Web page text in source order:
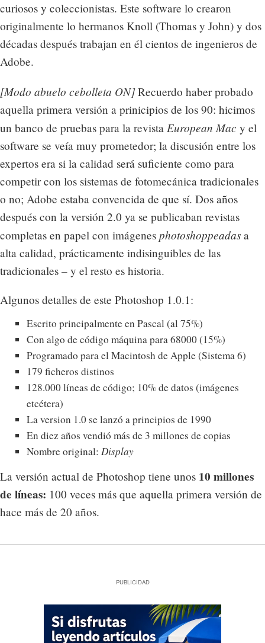
curiosos y coleccionistas. Este software lo crearon
originalmente lo hermanos Knoll (Thomas y John) y dos
décadas después trabajan en él cientos de ingenieros de
Adobe.
[Modo abuelo cebolleta ON]Recuerdo haber probado
aquella primera versión a prinicipios de los 90: hicimos
un banco de pruebas para la revista European Mac y el
software se veía muy prometedor; la discusión entre los
expertos era si la calidad será suficiente como para
competir con los sistemas de fotomecánica tradicionales
o no; Adobe estaba convencida de que sí. Dos años
después con la versión 2.0 ya se publicaban revistas
completas en papel con imágenes photoshoppeadas a
alta calidad, prácticamente indisinguibles de las
tradicionales – y el resto es historia.
Algunos detalles de este Photoshop 1.0.1:
Escrito principalmente en Pascal (al 75%)
Con algo de código máquina para 68000 (15%)
Programado para el Macintosh de Apple (Sistema 6)
179 ficheros distinos
128.000 líneas de código; 10% de datos (imágenes
etcétera)
La version 1.0 se lanzó a principios de 1990
En diez años vendió más de 3 millones de copias
Nombre original: Display
La versión actual de Photoshop tiene unos 10 millones
de líneas: 100 veces más que aquella primera versión de
hace más de 20 años.
PUBLICIDAD